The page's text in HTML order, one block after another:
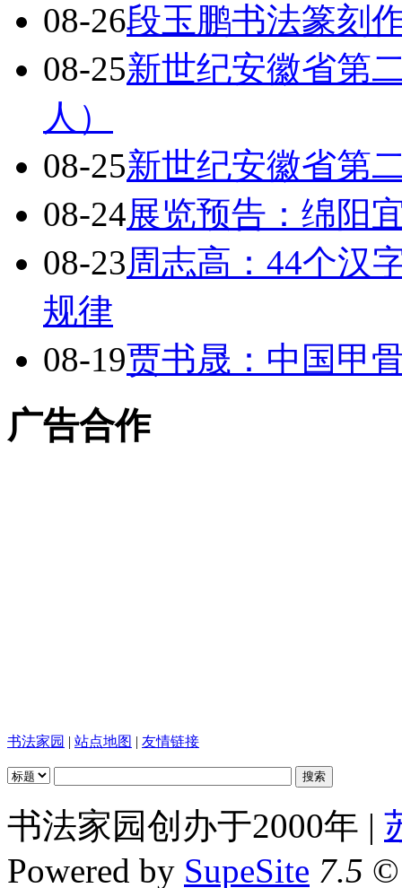
08-26段玉鹏书法篆刻
08-25新世纪安徽省第
人）
08-25新世纪安徽省第
08-24展览预告：绵阳
08-23周志高：44个汉
规律
08-19贾书晟：中国甲
广告合作
书法家园 | 站点地图 | 友情链接
书法家园创办于2000年 |
Powered by SupeSite 7.5 ©